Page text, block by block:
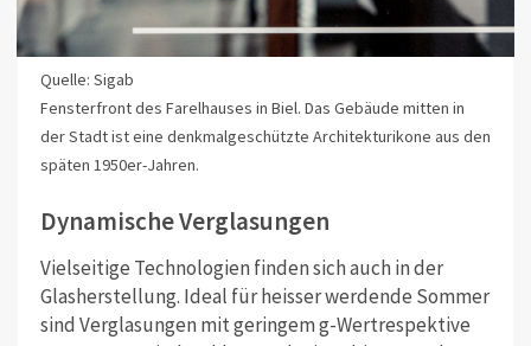
Quelle: Sigab
Fensterfront des Farelhauses in Biel. Das Gebäude mitten in
der Stadt ist eine denkmalgeschützte Architekturikone aus den
späten 1950er-Jahren.
Dynamische Verglasungen
Vielseitige Technologien finden sich auch in der
Glasherstellung. Ideal für heisser werdende Sommer
sind Verglasungen mit geringem g-Wertrespektive